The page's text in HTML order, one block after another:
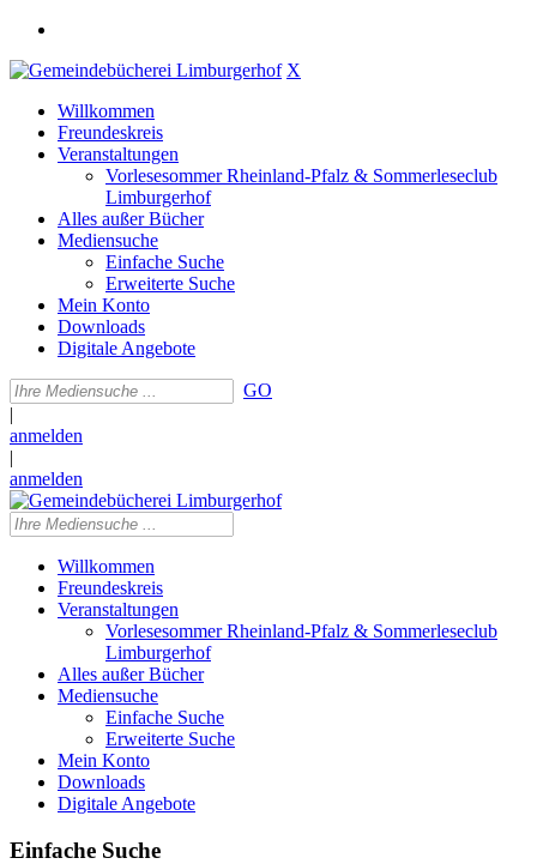
X
Willkommen
Freundeskreis
Veranstaltungen
Vorlesesommer Rheinland-Pfalz & Sommerleseclub
Limburgerhof
Alles außer Bücher
Mediensuche
Einfache Suche
Erweiterte Suche
Mein Konto
Downloads
Digitale Angebote
GO
|
anmelden
|
anmelden
Willkommen
Freundeskreis
Veranstaltungen
Vorlesesommer Rheinland-Pfalz & Sommerleseclub
Limburgerhof
Alles außer Bücher
Mediensuche
Einfache Suche
Erweiterte Suche
Mein Konto
Downloads
Digitale Angebote
Einfache Suche